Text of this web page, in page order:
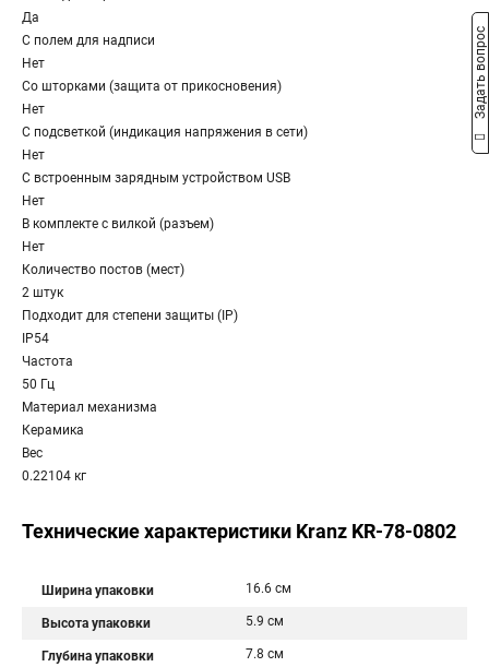
Да
С полем для надписи
Нет
Со шторками (защита от прикосновения)
Нет
С подсветкой (индикация напряжения в сети)
Нет
С встроенным зарядным устройством USB
Нет
В комплекте с вилкой (разъем)
Нет
Количество постов (мест)
2 штук
Подходит для степени защиты (IP)
IP54
Частота
50 Гц
Материал механизма
Керамика
Вес
0.22104 кг
Технические характеристики Kranz KR-78-0802
Ширина упаковки 16.6 см
Высота упаковки 5.9 см
Глубина упаковки 7.8 см
Задать вопрос